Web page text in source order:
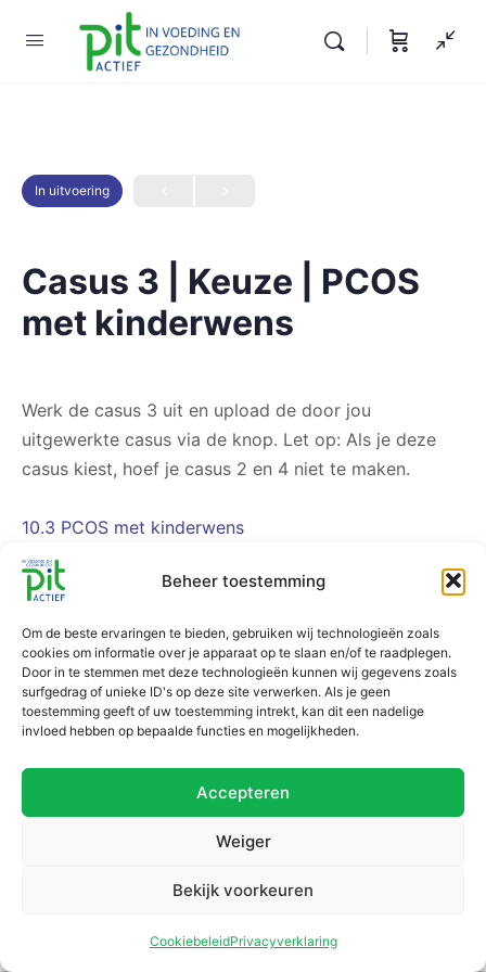
Beheer toestemming
Om de beste ervaringen te bieden, gebruiken wij technologieën zoals
cookies om informatie over je apparaat op te slaan en/of te raadplegen.
Door in te stemmen met deze technologieën kunnen wij gegevens zoals
surfgedrag of unieke ID's op deze site verwerken. Als je geen
toestemming geeft of uw toestemming intrekt, kan dit een nadelige
invloed hebben op bepaalde functies en mogelijkheden.
Accepteren
Weiger
Bekijk voorkeuren
CookiebeleidPrivacyverklaring
In uitvoering
Casus 3 | Keuze | PCOS
met kinderwens
Werk de casus 3 uit en upload de door jou
uitgewerkte casus via de knop. Let op: Als je deze
casus kiest, hoef je casus 2 en 4 niet te maken.
10.3 PCOS met kinderwens
Je bespreekt de uitwerking van de casussen op de
Upload de casus via de knop.